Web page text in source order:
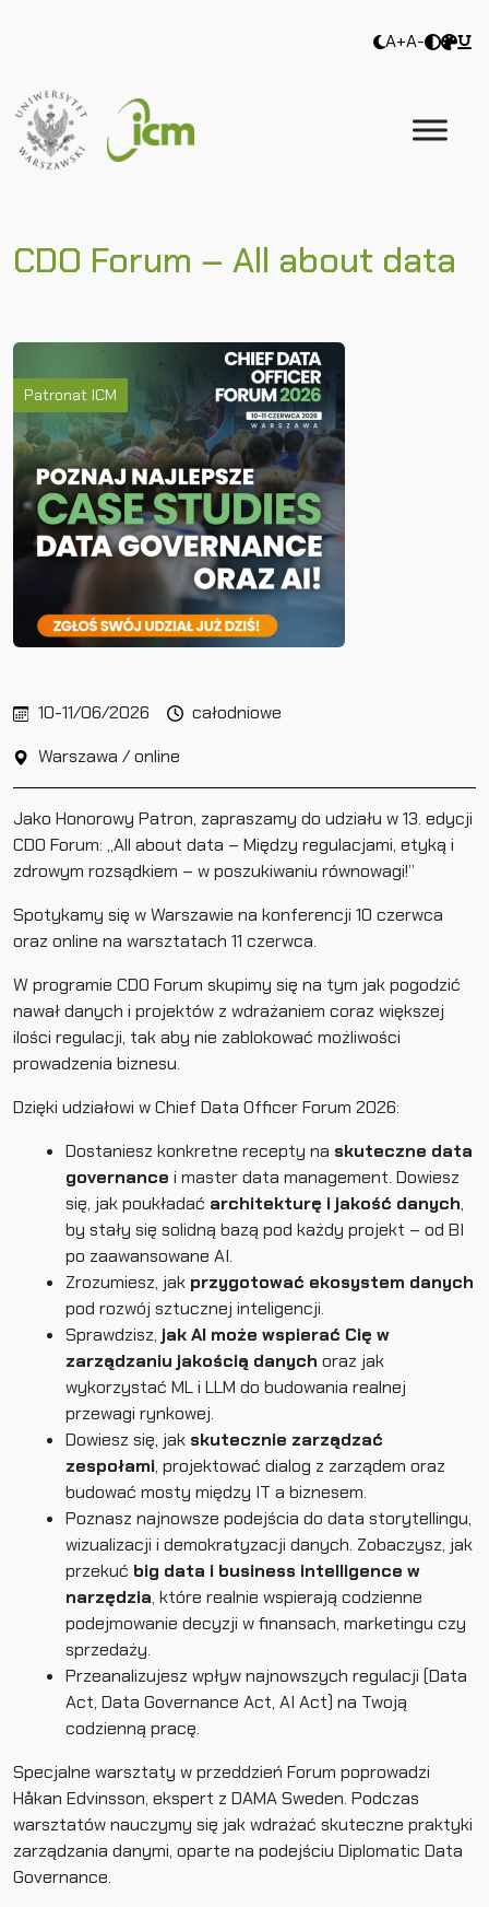
A+A-
CDO Forum – All about data
Patronat ICM
10-11/06/2026
całodniowe
Warszawa / online
Jako Honorowy Patron, zapraszamy do udziału w 13. edycji
CDO Forum: „All about data – Między regulacjami, etyką i
zdrowym rozsądkiem – w poszukiwaniu równowagi!”
Spotykamy się w Warszawie na konferencji 10 czerwca
oraz online na warsztatach 11 czerwca.
W programie CDO Forum skupimy się na tym jak pogodzić
nawał danych i projektów z wdrażaniem coraz większej
ilości regulacji, tak aby nie zablokować możliwości
prowadzenia biznesu.
Dzięki udziałowi w Chief Data Officer Forum 2026:
Dostaniesz konkretne recepty na skuteczne data
governance i master data management. Dowiesz
się, jak poukładać architekturę i jakość danych,
by stały się solidną bazą pod każdy projekt – od BI
po zaawansowane AI.
Zrozumiesz, jak przygotować ekosystem danych
pod rozwój sztucznej inteligencji.
Sprawdzisz, jak AI może wspierać Cię w
zarządzaniu jakością danych oraz jak
wykorzystać ML i LLM do budowania realnej
przewagi rynkowej.
Dowiesz się, jak skutecznie zarządzać
zespołami, projektować dialog z zarządem oraz
budować mosty między IT a biznesem.
Poznasz najnowsze podejścia do data storytellingu,
wizualizacji i demokratyzacji danych. Zobaczysz, jak
przekuć big data i business intelligence w
narzędzia, które realnie wspierają codzienne
podejmowanie decyzji w finansach, marketingu czy
sprzedaży.
Przeanalizujesz wpływ najnowszych regulacji (Data
Act, Data Governance Act, AI Act) na Twoją
codzienną pracę.
Specjalne warsztaty w przeddzień Forum poprowadzi
Håkan Edvinsson, ekspert z DAMA Sweden. Podczas
warsztatów nauczymy się jak wdrażać skuteczne praktyki
zarządzania danymi, oparte na podejściu Diplomatic Data
Governance.